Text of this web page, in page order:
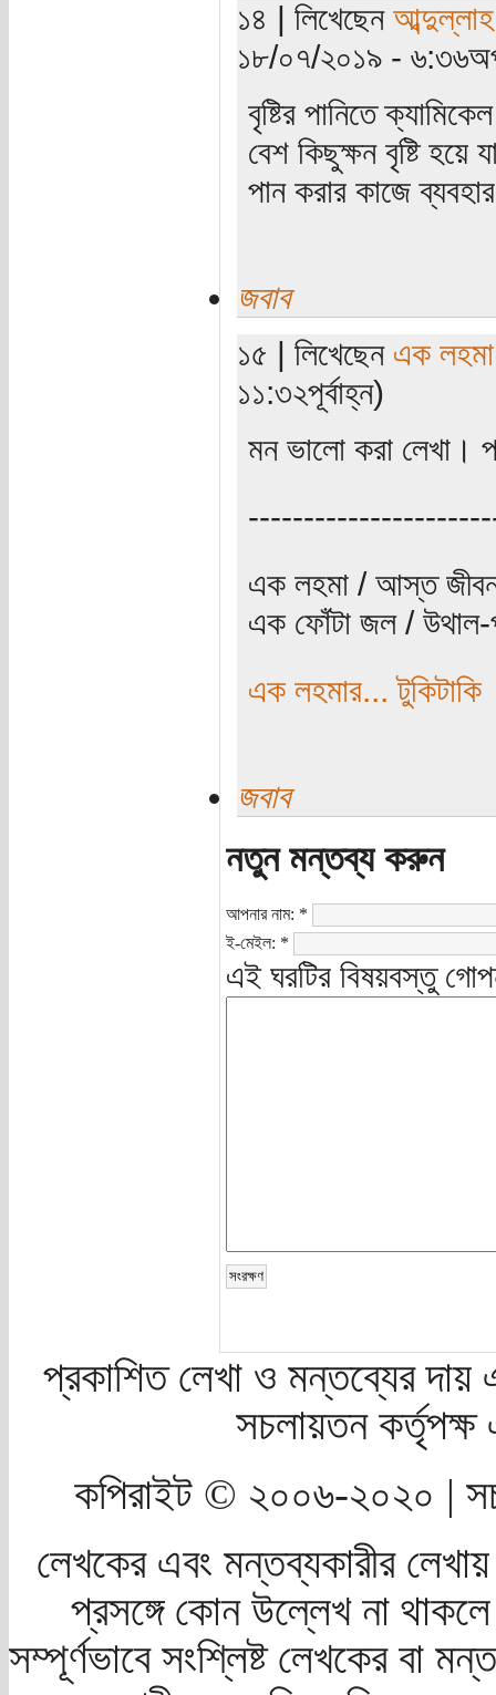
১৪ | লিখেছেন
১৮/০৭/২০১৯ -
বৃষ্টির পানিতে
বেশ কিছুক্ষন বৃষ্টি হয়ে
পান করার কাজে
জবাব
১৫ | লিখেছেন এক লহমা
১১:৩২পূর্বাহ্ন)
মন ভালো করা লেখা।
এক লহমা / আস্ত
এক ফোঁটা জল /
এক লহমার... টুকিটাকি
জবাব
নতুন মন্তব্য করুন
আপনার নাম: *
ই-মেইল: *
এই ঘরটির বিষয়বস্তু
প্রকাশিত লেখা ও মন্তব্যের দায়
সচলায়তন
কপিরাইট © ২০০৬-২০২০ |
লেখকের এবং মন্তব্যকারীর
প্রসঙ্গে কোন উল্লেখ না
সম্পূর্ণভাবে সংশ্লিষ্ট লেখকের বা